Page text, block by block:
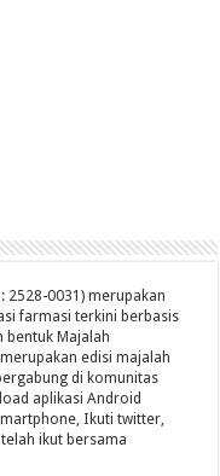
2528-0031) merupakan
farmasi terkini berbasis
bentuk Majalah
edisi majalah
di komunitas
aplikasi Android
Ikuti twitter,
ikut bersama